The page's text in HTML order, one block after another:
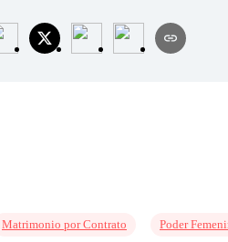
Matrimonio por Contrato Poder